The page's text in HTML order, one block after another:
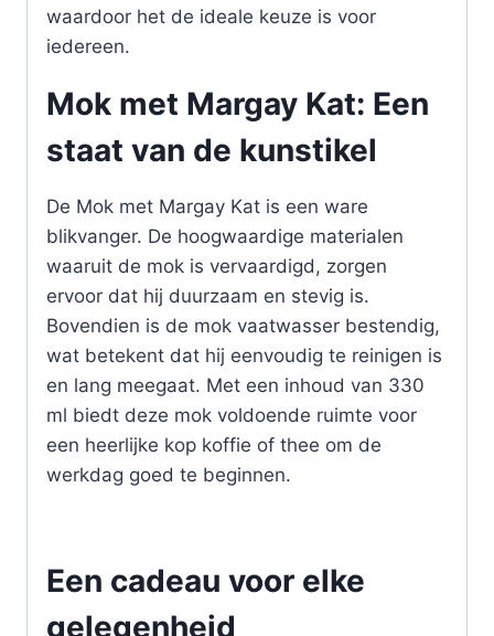
waardoor het de ideale keuze is voor
iedereen.
Mok met Margay Kat: Een
staat van de kunstikel
De Mok met Margay Kat is een ware
blikvanger. De hoogwaardige materialen
waaruit de mok is vervaardigd, zorgen
ervoor dat hij duurzaam en stevig is.
Bovendien is de mok vaatwasser bestendig,
wat betekent dat hij eenvoudig te reinigen is
en lang meegaat. Met een inhoud van 330
ml biedt deze mok voldoende ruimte voor
een heerlijke kop koffie of thee om de
werkdag goed te beginnen.
Een cadeau voor elke
gelegenheid